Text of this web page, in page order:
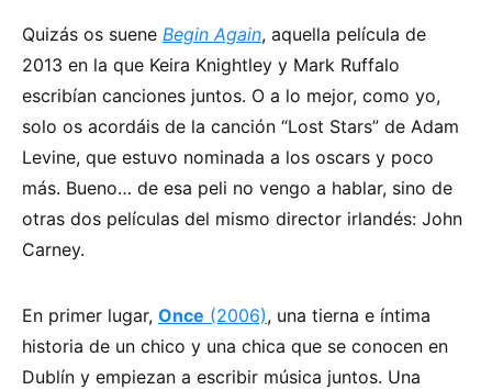
Quizás os suene Begin Again, aquella película de
2013 en la que Keira Knightley y Mark Ruffalo
escribían canciones juntos. O a lo mejor, como yo,
solo os acordáis de la canción “Lost Stars” de Adam
Levine, que estuvo nominada a los oscars y poco
más. Bueno… de esa peli no vengo a hablar, sino de
otras dos películas del mismo director irlandés: John
Carney.
En primer lugar, Once (2006), una tierna e íntima
historia de un chico y una chica que se conocen en
Dublín y empiezan a escribir música juntos. Una